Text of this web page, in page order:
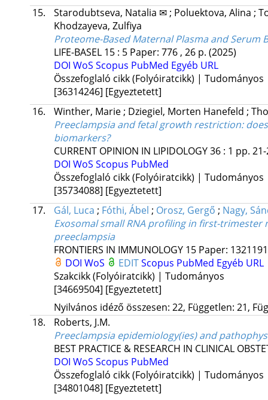
15.
Starodubtseva, Natalia ✉ ; Poluektova, Alina ;
Khodzayeva, Zulfiya
Proteome-Based Maternal Plasma and Serum
LIFE-BASEL 15: 5 Paper: 776 , 26 p. (2025)
DOI WoS Scopus PubMed Egyéb URL
Összefoglaló cikk (Folyóiratcikk) | Tudományos
[36314246] [Egyeztetett]
16.
Winther, Marie ; Dziegiel, Morten Hanefeld ;
Preeclampsia and fetal growth restriction:
biomarkers?
CURRENT OPINION IN LIPIDOLOGY36: 1 pp.
DOI WoS Scopus PubMed
Összefoglaló cikk (Folyóiratcikk) | Tudományos
[35734088] [Egyeztetett]
17.
Gál, Luca ; Fóthi, Ábel ; Orosz, Gergő ; Nagy,
Exosomal small RNA profiling in first-
preeclampsia
FRONTIERS IN IMMUNOLOGY 15 Paper:
DOI WoS EDITScopus PubMed Egyéb URL
Szakcikk (Folyóiratcikk) | Tudományos
[34669504] [Egyeztetett]
Nyilvános idéző összesen: 22, Független: 21,
18.
Roberts, J.M.
Preeclampsia epidemiology(ies) and
BEST PRACTICE & RESEARCH IN CLINICAL
DOI WoS Scopus PubMed
Összefoglaló cikk (Folyóiratcikk) | Tudományos
[34801048] [Egyeztetett]